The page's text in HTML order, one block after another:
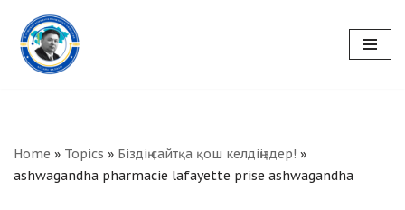
Skip
to
Home » Topics » Біздің сайтқа қош келдіңіздер! »
ashwagandha pharmacie lafayette prise ashwagandha